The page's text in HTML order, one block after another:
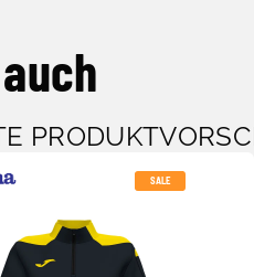
SALE